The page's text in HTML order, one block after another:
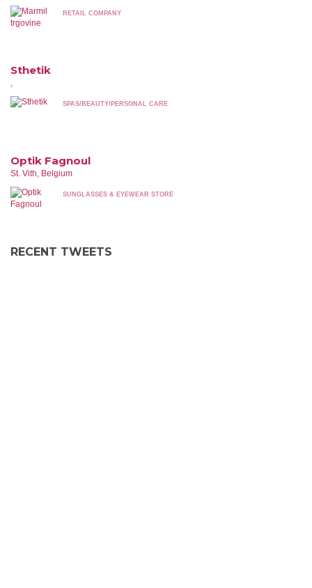
RETAIL COMPANY
Sthetik
,
SPAS/BEAUTY/PERSONAL CARE
Optik Fagnoul
St. Vith, Belgium
SUNGLASSES & EYEWEAR STORE
RECENT TWEETS